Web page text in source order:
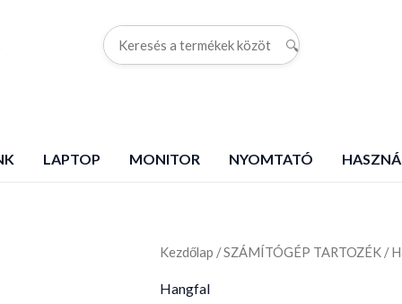
🔍
LAPTOP MONITOR NYOMTATÓ
Kezdőlap /SZÁMÍTÓGÉP TARTOZÉK/
Hangfal
Genius